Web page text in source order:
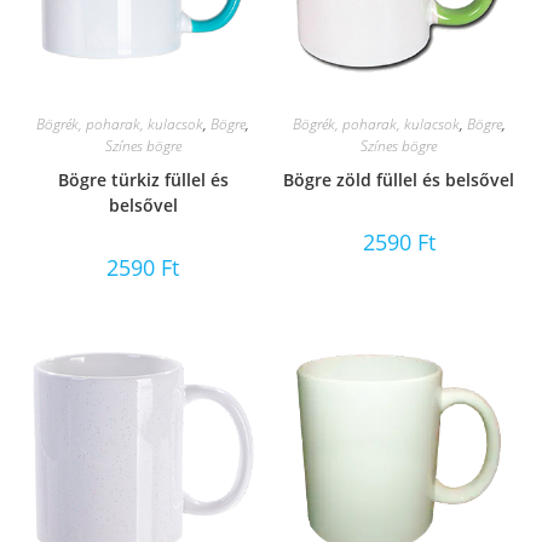
Bögrék, poharak, kulacsok,Bögre,
Színes bögre
Bögre türkiz füllel és
belsővel
2590 Ft
Bögrék, poharak, kulacsok, Bögre,
Színes bögre
Bögre zöld füllel és belsővel
2590 Ft